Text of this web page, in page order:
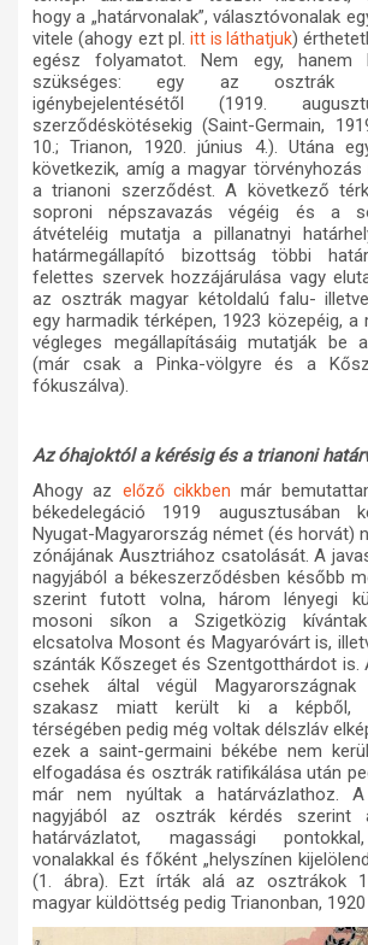
hogy a „határvonalak”, választóvonalak
vitele (ahogy ezt pl.itt is láthatjuk)
egész folyamatot. Nem egy, hanem
szükséges: egy az osztrák
igénybejelentésétől (1919.
szerződéskötésekig (Saint-Germain,
10.; Trianon, 1920. június 4.). Utána
következik, amíg a magyar
a trianoni szerződést. A következő
soproni népszavazás végéig és a
átvételéig mutatja a pillanatnyi
határmegállapító bizottság többi
felettes szervek hozzájárulása vagy
az osztrák magyar kétoldalú falu-
egy harmadik térképen, 1923 közepéig, a
végleges megállapításáig mutatják be
(már csak a Pinka-völgyre és a
fókuszálva).
Az óhajoktól a kérésig és a trianoni
Ahogy az előző cikkben már
békedelegáció 1919 augusztusában
Nyugat-Magyarország német (és horvát)
zónájának Ausztriához csatolását. A
nagyjából a békeszerződésben később
szerint futott volna, három lényegi
mosoni síkon a Szigetközig kívántak
elcsatolva Mosont és Magyaróvárt is,
szánták Kőszeget és Szentgotthárdot is.
csehek által végül
szakasz miatt került ki a képből,
térségében pedig még voltak délszláv
ezek a saint-germaini békébe nem
elfogadása és osztrák ratifikálása után
már nem nyúltak a határvázlathoz.
nagyjából az osztrák kérdés szerint
határvázlatot, magassági
vonalakkal és főként „helyszínen
(1. ábra). Ezt írták alá az osztrákok
magyar küldöttség pedig Trianonban,